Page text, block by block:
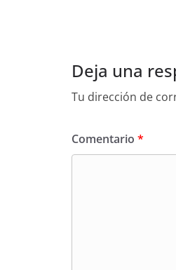
Deja una
Tu dirección de
Comentario *